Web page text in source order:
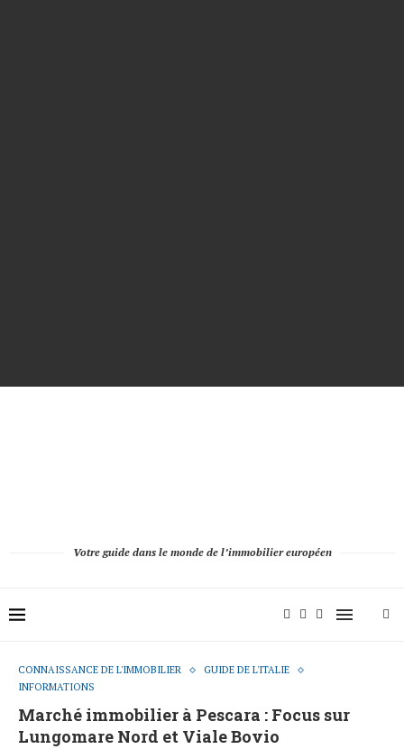
Votre guide dans le monde de l’immobilier européen
CONNAISSANCE DE L'IMMOBILIER
GUIDE DE L'ITALIE
INFORMATIONS
Marché immobilier à Pescara : Focus sur
Lungomare Nord et Viale Bovio